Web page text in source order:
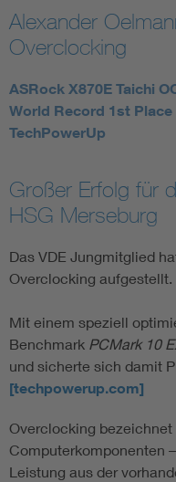
Assisted Living
Electromobility
Energy storage
Functional safety
Alexander
Overclocking
ASRock X870E Taichi
World Record 1st Place
TechPowerUp
Großer Erfolg für
HSG Merseburg
Das VDE Jungmitglied
Overclocking aufgestellt.
Mit einem speziell
Benchmark PCMark 10
und sicherte sich damit
[techpowerup.com]
Overclocking
Computerkomponenten
Leistung aus der